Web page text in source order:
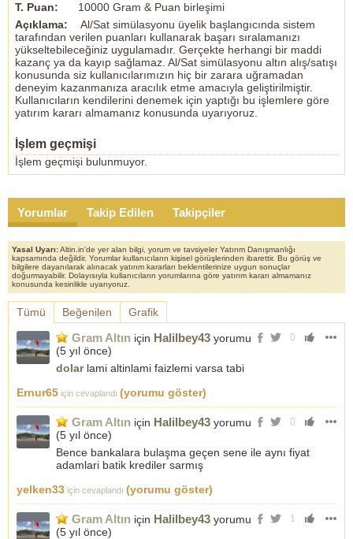
T. Puan:
10000 Gram & Puan birleşimi
Açıklama:
Al/Sat simülasyonu üyelik başlangıcında sistem
tarafından verilen puanları kullanarak başarı sıralamanızı
yükseltebileceğiniz uygulamadır. Gerçekte herhangi bir maddi
kazanç ya da kayıp sağlamaz. Al/Sat simülasyonu altın alış/satışı
konusunda siz kullanıcılarımızın hiç bir zarara uğramadan
deneyim kazanmanıza aracılık etme amacıyla geliştirilmiştir.
Kullanıcıların kendilerini denemek için yaptığı bu işlemlere göre
yatırım kararı almamanız konusunda uyarıyoruz.
İşlem geçmişi
İşlem geçmişi bulunmuyor.
Yorumlar Takip Edilen Takipçiler
Yasal Uyarı:Altin.in'de yer alan bilgi, yorum ve tavsiyeler Yatırım Danışmanlığı
kapsamında değildir. Yorumlar kullanıcıların kişisel görüşlerinden ibarettir. Bu görüş ve
bilgilere dayanılarak alınacak yatırım kararları beklentilerinize uygun sonuçlar
doğurmayabilir. Dolayısıyla kullanıcıların yorumlarına göre yatırım kararı almamanız
konusunda kesinlikle uyarıyoruz.
Tümü Beğenilen Grafik
0
Gram Altın için Halilbey43 yorumu
(5 yıl önce)
dolarlami altinlami faizlemi varsa tabi
Ernur65 için cevaplandı (yorumu göster)
0
Gram Altın için Halilbey43 yorumu
(5 yıl önce)
Bence bankalara bulaşma geçen sene ile aynı fiyat
adamlari batik krediler sarmış
yelken33 için cevaplandı (yorumu göster)
1
Gram Altın için Halilbey43 yorumu
(5 yıl önce)